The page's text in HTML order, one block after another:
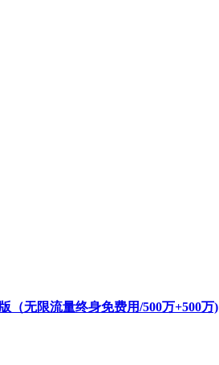
（无限流量终身免费用/500万+500万)